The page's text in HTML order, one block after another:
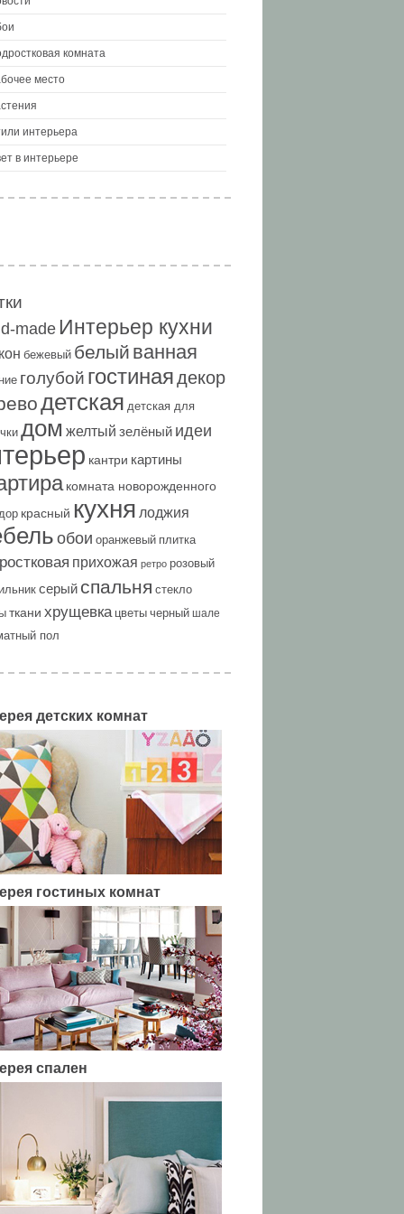
комната
место
интерьера
в интерьере
made Интерьер кухни
бежевый белый ванная
голубой гостинаядекор
детская детская для
дом желтый зелёный идеи
кантри картины
комната новорожденного
красный кухня лоджия
обои оранжевый плитка
прихожая ретро розовый
серый спальня стекло
ткани хрущевка цветы черный шале
пол
детских комнат
гостиных комнат
спален